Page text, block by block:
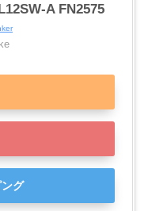
A FN2575
グ